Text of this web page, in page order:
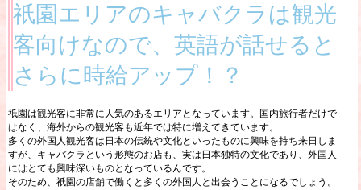
祇園エリアのキャバクラは観光
客向けなので、英語が話せると
さらに時給アップ！？
祇園は観光客に非常に人気のあるエリアとなっています。国内旅行者だけで
はなく、海外からの観光客も近年では特に増えてきています。
多くの外国人観光客は日本の伝統や文化といったものに興味を持ち来日しま
すが、キャバクラという形態のお店も、実は日本独特の文化であり、外国人
にはとても興味深いものとなっているんです。
そのため、祇園の店舗で働くと多くの外国人と出会うことになるでしょう。